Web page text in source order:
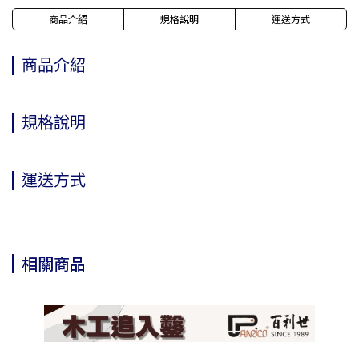
商品介紹 規格說明 運送方式
商品介紹
規格說明
運送方式
相關商品